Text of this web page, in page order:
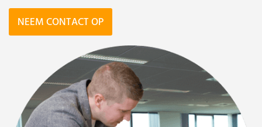
NEEM CONTACT OP